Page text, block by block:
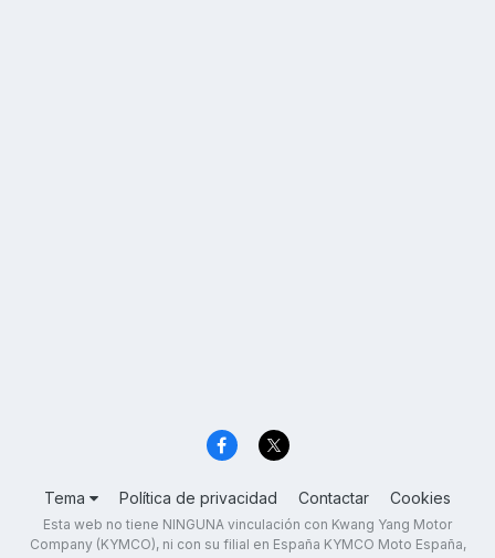
Tema Política de privacidad Contactar Cookies
Esta web no tiene NINGUNA vinculación con Kwang Yang Motor
Company (KYMCO), ni con su filial en España KYMCO Moto España,